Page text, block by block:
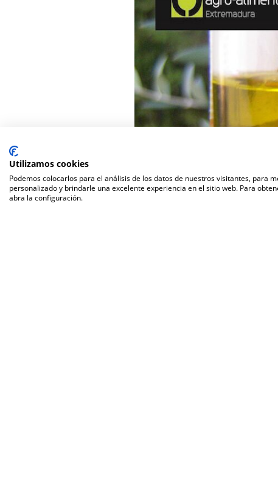
Utilizamos cookies
Podemos colocarlos para el análisis de los datos de nuestros visitantes, para
personalizado y brindarle una excelente experiencia en el sitio web. Para
abra la configuración.